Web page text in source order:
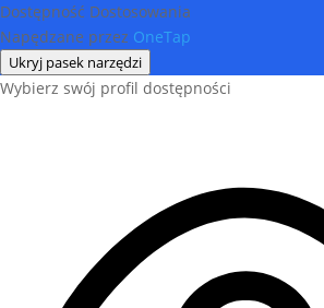
Dostępność Dostosowania
Napędzane przez OneTap
Ukryj pasek narzędzi
Wybierz swój profil dostępności